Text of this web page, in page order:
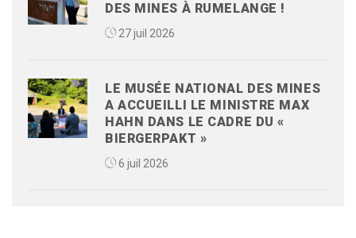
DES MINES À RUMELANGE !
27 juil 2026
LE MUSÉE NATIONAL DES MINES
A ACCUEILLI LE MINISTRE MAX
HAHN DANS LE CADRE DU «
BIERGERPAKT »
6 juil 2026